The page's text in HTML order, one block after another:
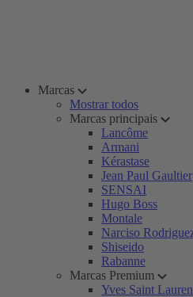
Marcas
Mostrar todos
Marcas principais
Lancôme
Armani
Kérastase
Jean Paul Gaultier
SENSAI
Hugo Boss
Montale
Narciso
Shiseido
Rabanne
Marcas Premium
Yves Saint